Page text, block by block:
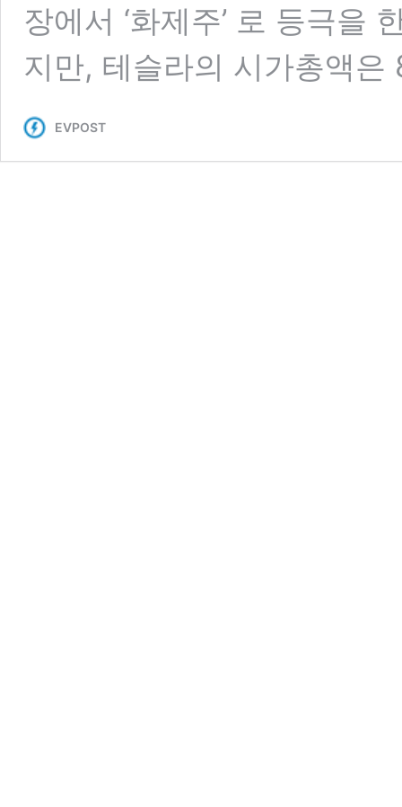
장에서 ‘화제주’ 로 등극을
지만, 테슬라의 시가총액
EVPOST